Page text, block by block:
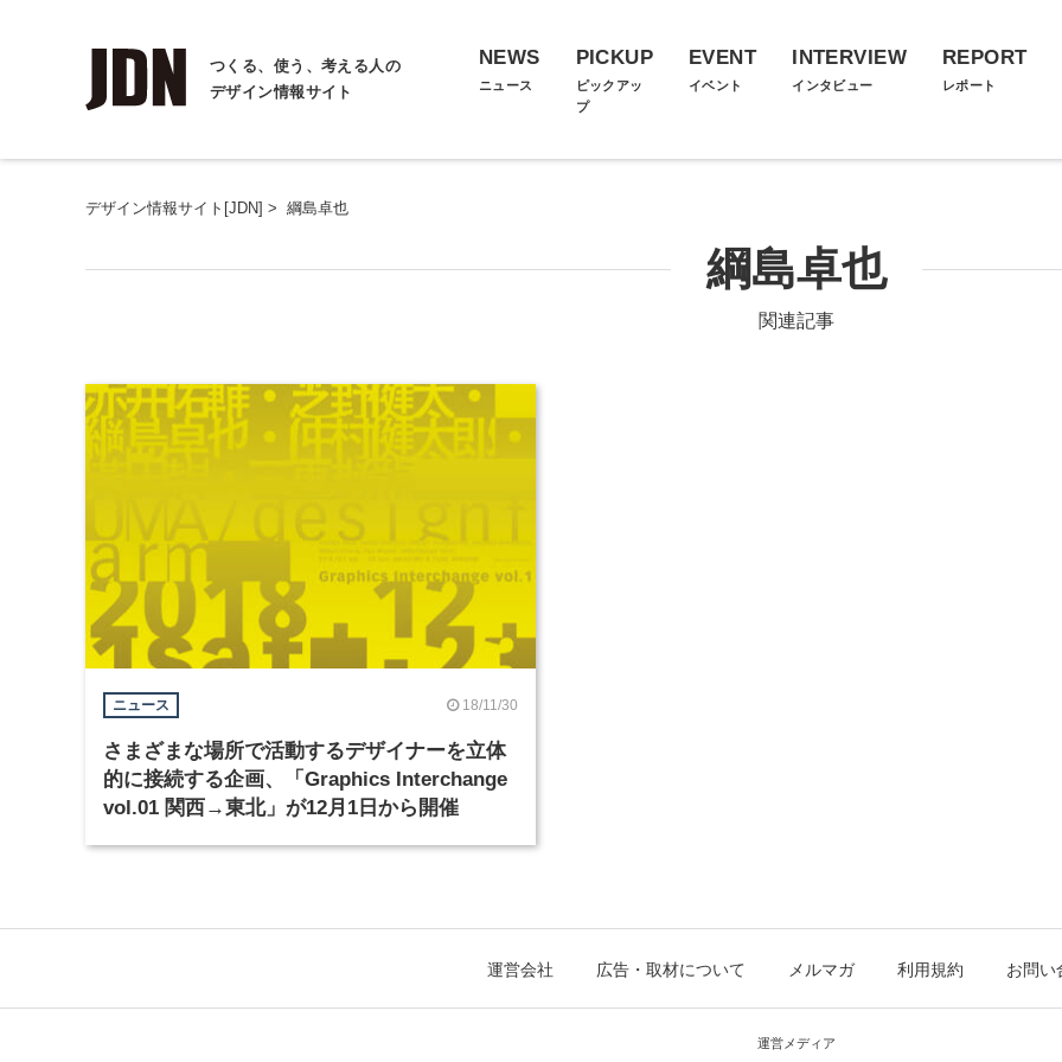
つくる、使う、考える人の
デザイン情報サイト
NEWS
ニュース
PICKUP
ピックアッ
プ
EVENT
イベント
INTERVIEW
インタビュー
REPORT
レポート
デザイン情報サイト[JDN] > 綱島卓也
綱島卓也
関連記事
ニュース 18/11/30
さまざまな場所で活動するデザイナーを立体
的に接続する企画、「Graphics Interchange
vol.01 関西→東北」が12月1日から開催
運営会社 広告・取材について メルマガ 利用規約 お問い
運営メディア